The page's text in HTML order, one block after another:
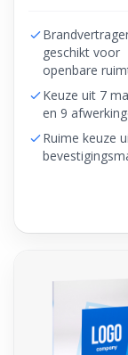
geschikt voor
openbare
Keuze uit 7
en 9
Ruime keuze